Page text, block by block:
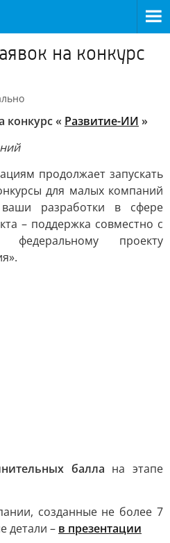
на конкурс
конкурс « Развитие-ИИ »
продолжает запускать
для малых компаний
разработки в сфере
– поддержка совместно с
проекту
балла на этапе
созданные не более 7
детали – в презентации